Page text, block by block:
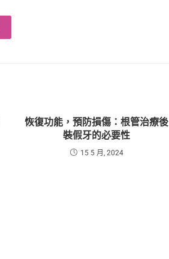
恢復功能，預防損傷：根管治療後
裝假牙的必要性
15 5 月, 2024